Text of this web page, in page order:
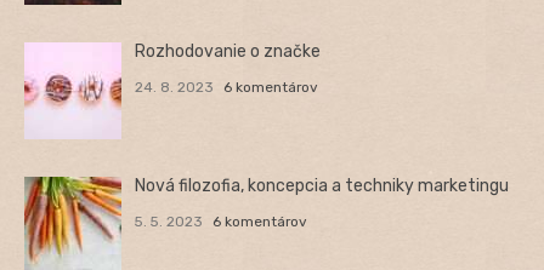
Rozhodovanie o značke
24. 8. 2023 6 komentárov
Nová filozofia, koncepcia a techniky marketingu
5. 5. 2023 6 komentárov